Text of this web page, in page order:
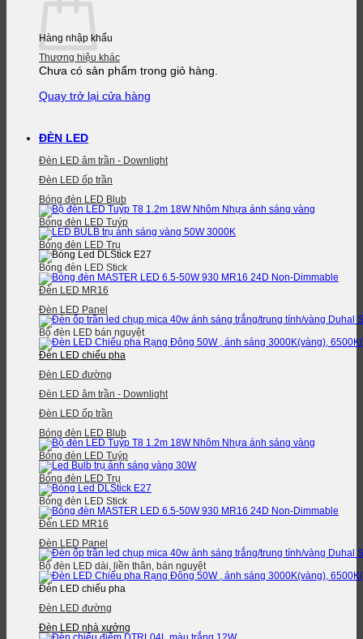
Chưa có sản phẩm trong giỏ hàng.
Quay trở lại cửa hàng
Hàng nhập khẩu
Thương hiệu khác
ĐÈN LED
Đèn LED âm trần - Downlight
Đèn LED ốp trần
Bóng đèn LED Blub
Bóng đèn LED Tuýp
Bóng đèn LED Trụ
Bóng đèn LED Stick
Đèn LED MR16
Đèn LED Panel
Bộ đèn LED bán nguyệt
Đèn LED chiếu pha
Đèn LED đường
Đèn LED âm trần - Downlight
Đèn LED ốp trần
Bóng đèn LED Blub
Bóng đèn LED Tuýp
Bóng đèn LED Trụ
Bóng đèn LED Stick
Đèn LED MR16
Đèn LED Panel
Bộ đèn LED dài, liền thân, bán nguyệt
Đèn LED chiếu pha
Đèn LED đường
Đèn LED nhà xưởng